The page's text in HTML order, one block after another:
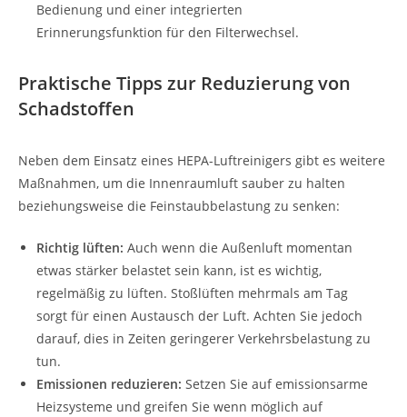
Bedienung und einer integrierten
Erinnerungsfunktion für den Filterwechsel.
Praktische Tipps zur Reduzierung von
Schadstoffen
Neben dem Einsatz eines HEPA-Luftreinigers gibt es weitere
Maßnahmen, um die Innenraumluft sauber zu halten
beziehungsweise die Feinstaubbelastung zu senken:
Richtig lüften: Auch wenn die Außenluft momentan
etwas stärker belastet sein kann, ist es wichtig,
regelmäßig zu lüften. Stoßlüften mehrmals am Tag
sorgt für einen Austausch der Luft. Achten Sie jedoch
darauf, dies in Zeiten geringerer Verkehrsbelastung zu
tun.
Emissionen reduzieren: Setzen Sie auf emissionsarme
Heizsysteme und greifen Sie wenn möglich auf